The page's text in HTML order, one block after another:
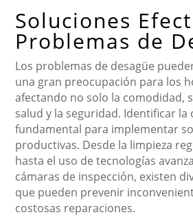
Soluciones
Problemas de
Los problemas de desagüe
una gran preocupación para los
afectando no solo la comodidad,
salud y la seguridad. Identificar la
fundamental para implementar
productivas. Desde la limpieza
hasta el uso de tecnologías
cámaras de inspección, existen
que pueden prevenir
costosas reparaciones.